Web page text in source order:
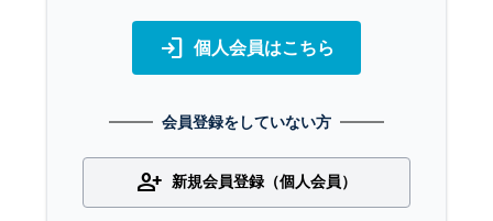
login 個人会員はこちら
会員登録をしていない方
person_add 新規会員登録（個人会員）